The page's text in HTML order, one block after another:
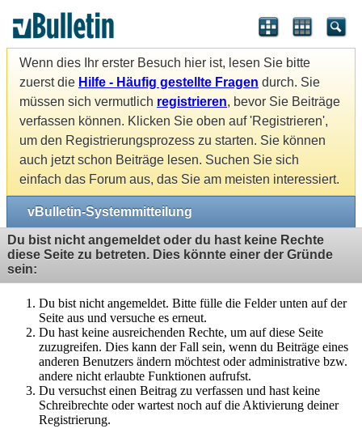
Wenn dies Ihr erster Besuch hier ist, lesen Sie bitte
zuerst die Hilfe - Häufig gestellte Fragen durch. Sie
müssen sich vermutlich registrieren, bevor Sie Beiträge
verfassen können. Klicken Sie oben auf 'Registrieren',
um den Registrierungsprozess zu starten. Sie können
auch jetzt schon Beiträge lesen. Suchen Sie sich
einfach das Forum aus, das Sie am meisten interessiert.
vBulletin-Systemmitteilung
Du bist nicht angemeldet oder du hast keine Rechte
diese Seite zu betreten. Dies könnte einer der Gründe
sein:
Du bist nicht angemeldet. Bitte fülle die Felder unten auf der
Seite aus und versuche es erneut.
Du hast keine ausreichenden Rechte, um auf diese Seite
zuzugreifen. Dies kann der Fall sein, wenn du Beiträge eines
anderen Benutzers ändern möchtest oder administrative bzw.
andere nicht erlaubte Funktionen aufrufst.
Du versuchst einen Beitrag zu verfassen und hast keine
Schreibrechte oder wartest noch auf die Aktivierung deiner
Registrierung.